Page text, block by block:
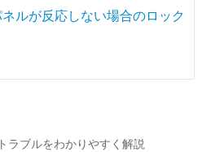
ルが反応しない場合のロック
ラブルをわかりやすく解説